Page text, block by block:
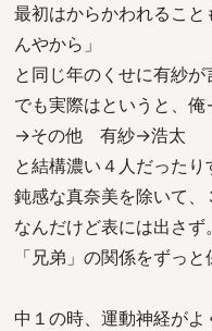
最初はからかわれるこ
んやから」
と同じ年のくせに有紗が
でも実際はというと
→その他 有紗→浩太
と結構濃い４人だったり
鈍感な真奈美を除いて
なんだけど表には出さず。
「兄弟」の関係をずっ
中１の時、運動神経が